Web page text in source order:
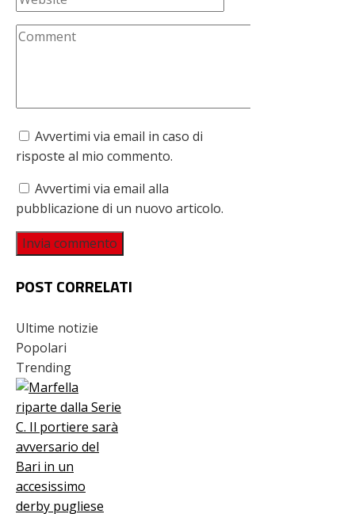
Avvertimi via email in caso di
risposte al mio commento.
Avvertimi via email alla
pubblicazione di un nuovo articolo.
POST CORRELATI
Ultime notizie
Popolari
Trending